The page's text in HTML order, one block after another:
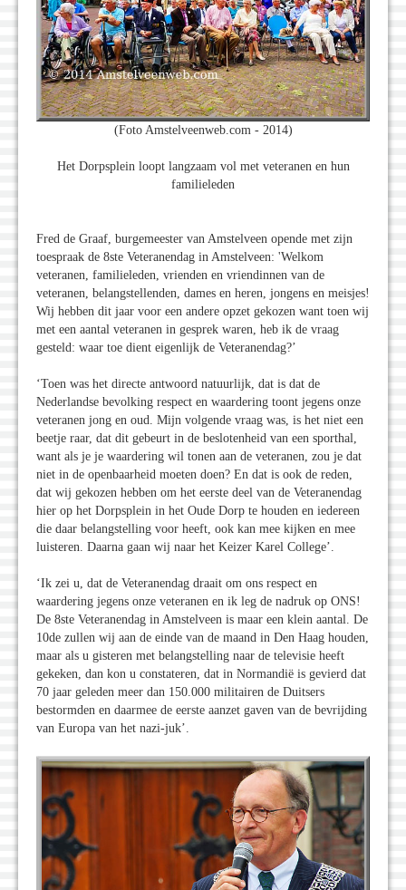
(Foto Amstelveenweb.com - 2014)
Het Dorpsplein loopt langzaam vol met veteranen en hun
familieleden
Fred de Graaf, burgemeester van Amstelveen opende met zijn
toespraak de 8ste Veteranendag in Amstelveen: 'Welkom
veteranen, familieleden, vrienden en vriendinnen van de
veteranen, belangstellenden, dames en heren, jongens en meisjes!
Wij hebben dit jaar voor een andere opzet gekozen want toen wij
met een aantal veteranen in gesprek waren, heb ik de vraag
gesteld: waar toe dient eigenlijk de Veteranendag?’
‘Toen was het directe antwoord natuurlijk, dat is dat de
Nederlandse bevolking respect en waardering toont jegens onze
veteranen jong en oud. Mijn volgende vraag was, is het niet een
beetje raar, dat dit gebeurt in de beslotenheid van een sporthal,
want als je je waardering wil tonen aan de veteranen, zou je dat
niet in de openbaarheid moeten doen? En dat is ook de reden,
dat wij gekozen hebben om het eerste deel van de Veteranendag
hier op het Dorpsplein in het Oude Dorp te houden en iedereen
die daar belangstelling voor heeft, ook kan mee kijken en mee
luisteren. Daarna gaan wij naar het Keizer Karel College’.
‘Ik zei u, dat de Veteranendag draait om ons respect en
waardering jegens onze veteranen en ik leg de nadruk op ONS!
De 8ste Veteranendag in Amstelveen is maar een klein aantal. De
10de zullen wij aan de einde van de maand in Den Haag houden,
maar als u gisteren met belangstelling naar de televisie heeft
gekeken, dan kon u constateren, dat in Normandië is gevierd dat
70 jaar geleden meer dan 150.000 militairen de Duitsers
bestormden en daarmee de eerste aanzet gaven van de bevrijding
van Europa van het nazi-juk’.